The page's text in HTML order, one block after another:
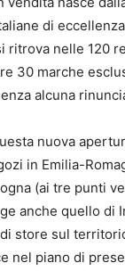
di
ritrova nelle 120
30 marche
alcuna
nuova
in Emilia-
(ai tre punti
anche quello di
store sul
nel piano di